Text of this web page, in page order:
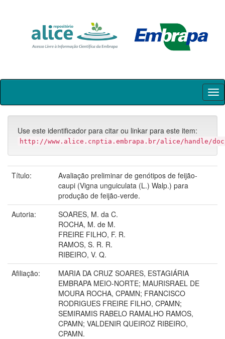
Skip
Use este identificador para citar ou linkar para este item:
http://www.alice.cnptia.embrapa.br/alice/handle/doc/
Título:
Avaliação preliminar de genótipos de feijão-
caupi (Vigna unguiculata (L.) Walp.) para
produção de feijão-verde.
Autoria:
SOARES, M. da C.
ROCHA, M. de M.
FREIRE FILHO, F. R.
RAMOS, S. R. R.
RIBEIRO, V. Q.
Afiliação:
MARIA DA CRUZ SOARES, ESTAGIÁRIA
EMBRAPA MEIO-NORTE; MAURISRAEL DE
MOURA ROCHA, CPAMN; FRANCISCO
RODRIGUES FREIRE FILHO, CPAMN;
SEMIRAMIS RABELO RAMALHO RAMOS,
CPAMN; VALDENIR QUEIROZ RIBEIRO,
CPAMN.